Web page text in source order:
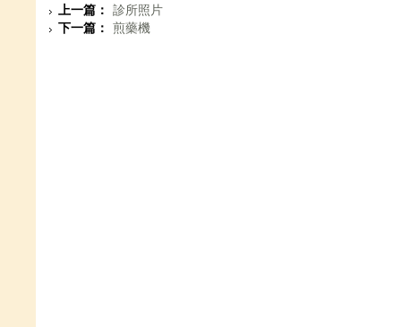
上一篇：
診所照片
下一篇：
煎藥機